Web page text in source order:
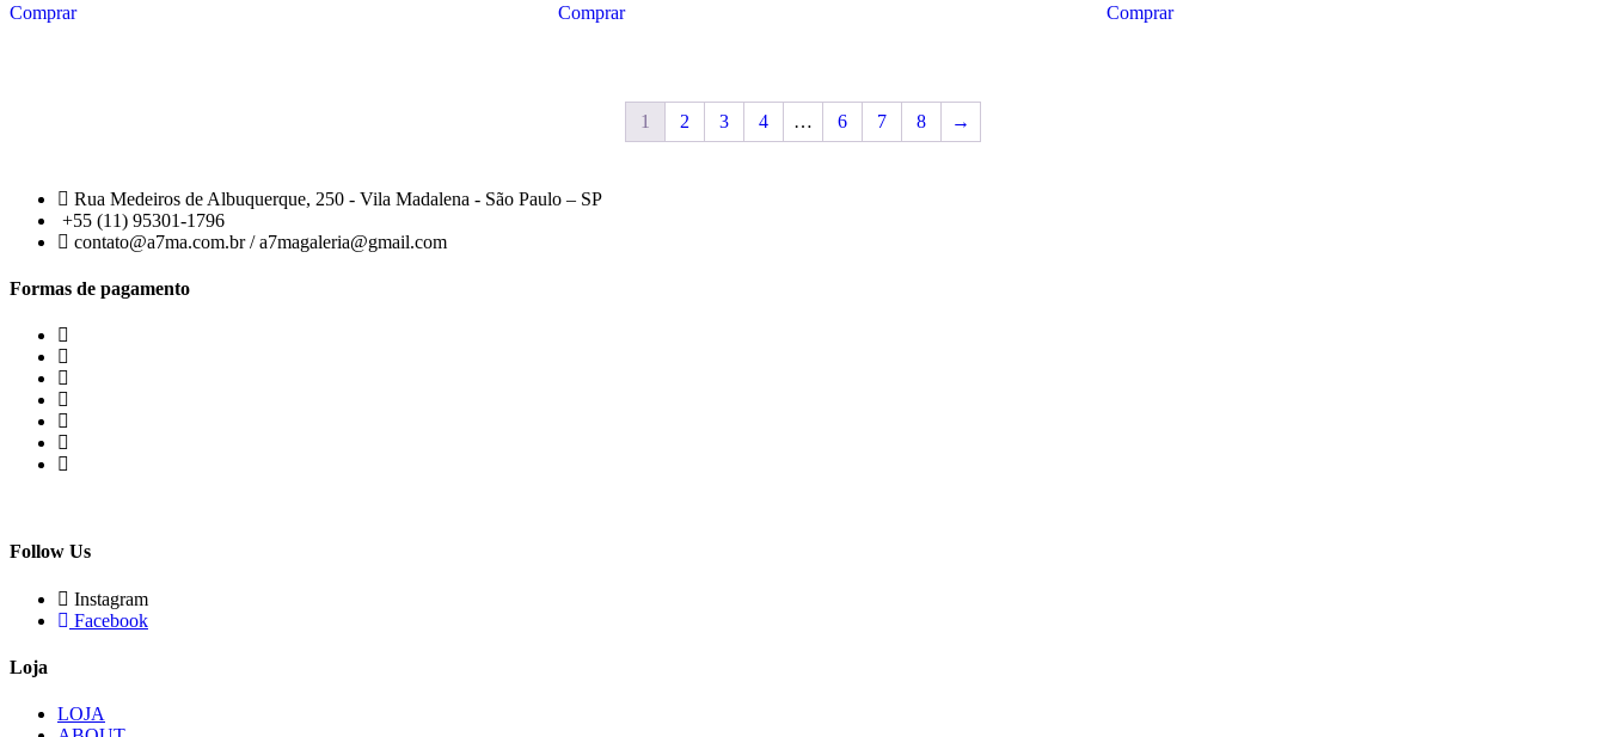
Comprar Comprar Comprar
1 2 3 4 … 6 7 8 →
Rua Medeiros de Albuquerque, 250 - Vila Madalena - São Paulo – SP
+55 (11) 95301-1796
contato@a7ma.com.br / a7magaleria@gmail.com
Formas de pagamento
Follow Us
Instagram
Facebook
Loja
LOJA